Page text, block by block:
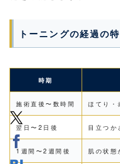
トーニングの経過の
時期
施術直後〜数時間 ほてり・
翌日〜2日後 目立つ
1週間〜2週間後 肌の状